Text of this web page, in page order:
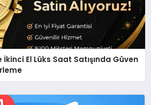
El Lüks Saat Satışında Güven